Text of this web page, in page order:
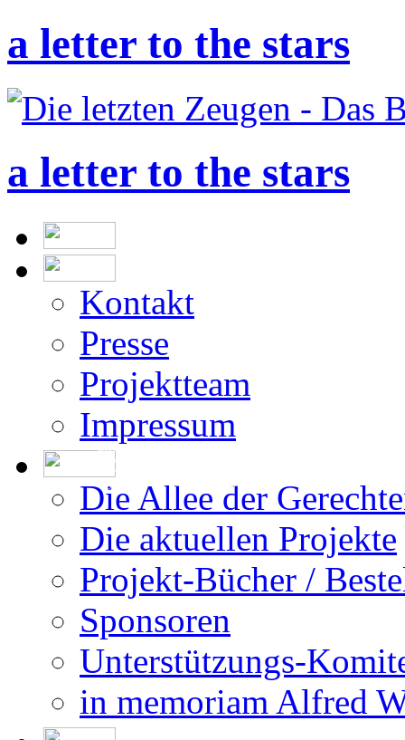
a letter to the stars
a letter to the stars
Kontakt
Presse
Projektteam
Impressum
Die Allee der
Die aktuellen Projekte
Projekt-Bücher /
Sponsoren
Unterstützungs-
in memoriam Alfred
Die Erstellung der Datenbank beruht auf
den vom DÖW - Dokumentationsarchiv des
Österreichischen Widerstandes - zur Ver-